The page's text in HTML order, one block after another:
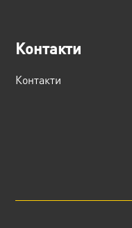
Контакти
Контакти